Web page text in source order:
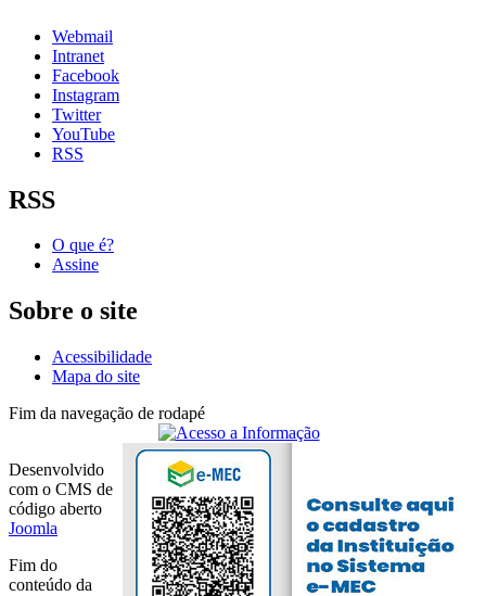
Webmail
Intranet
Facebook
Instagram
Twitter
YouTube
RSS
RSS
O que é?
Assine
Sobre o site
Acessibilidade
Mapa do site
Fim da navegação de rodapé
Desenvolvido
com o CMS de
código aberto
Joomla
Fim do
conteúdo da